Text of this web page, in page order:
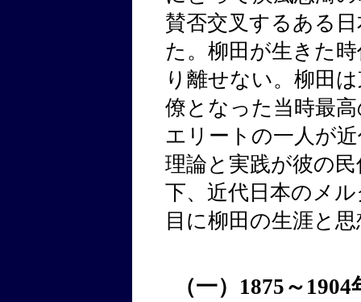
賛否交叉するある
た。柳田が生きた
り離せない。柳田
僚となった当時最
エリートの一人が
理論と実践が彼の
下、近代日本のメ
目に柳田の生涯と
（一）1875～